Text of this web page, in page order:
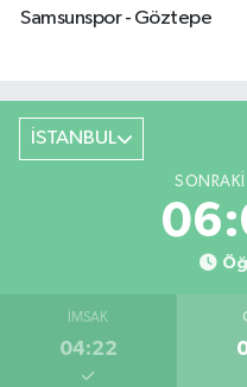
Samsunspor - Göztepe
İSTANBUL
İMSAK
04:22